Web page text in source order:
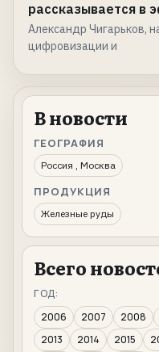
рассказывается в
Александр Чигарьков,
цифровизации и
В новости
ГЕОГРАФИЯ
Россия , Москва
ПРОДУКЦИЯ
Железные руды
Всего
ГОД:
2006
2007 2008
2013
2014 2015